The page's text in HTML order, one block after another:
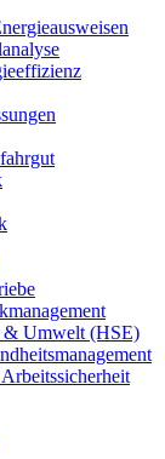
& Umwelt (HSE)